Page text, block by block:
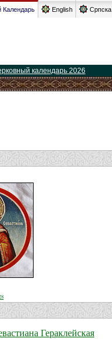
Календарь English Српска
календарь 2026
Гераклейская